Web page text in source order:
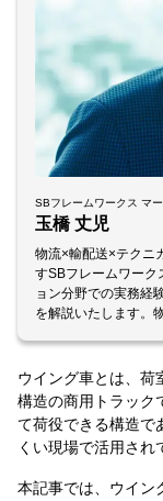
SBフレームワークス マ
玉橋 丈児
物流×輸配送×テクニ
すSBフレームワーク
ョン分野での実務経
を解説いたします。
ウイング車とは、荷
構造の商用トラック
て荷役できる構造で
くい現場で活用され
本記事では、ウイン